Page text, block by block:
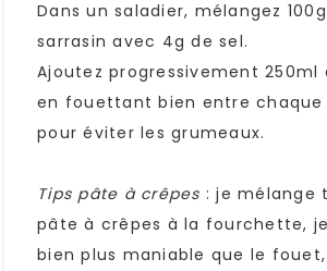
Dans un saladier, mélangez
sarrasin avec 4g de sel.
Ajoutez progressivement 250ml
en fouettant bien entre chaque
pour éviter les grumeaux.
Tips pâte à crêpes : je mélange
pâte à crêpes à la fourchette,
bien plus maniable que le